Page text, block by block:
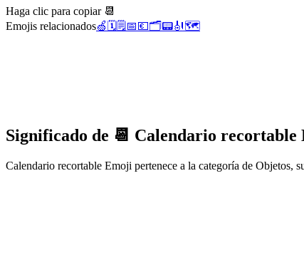
Haga clic para copiar 📆
Emojis relacionados🍏 🗓️🗒️📅💶🗂️📟🎻🗺️
Significado de 📆 Calendario recortable
Calendario recortable Emoji pertenece a la categoría de Objetos,